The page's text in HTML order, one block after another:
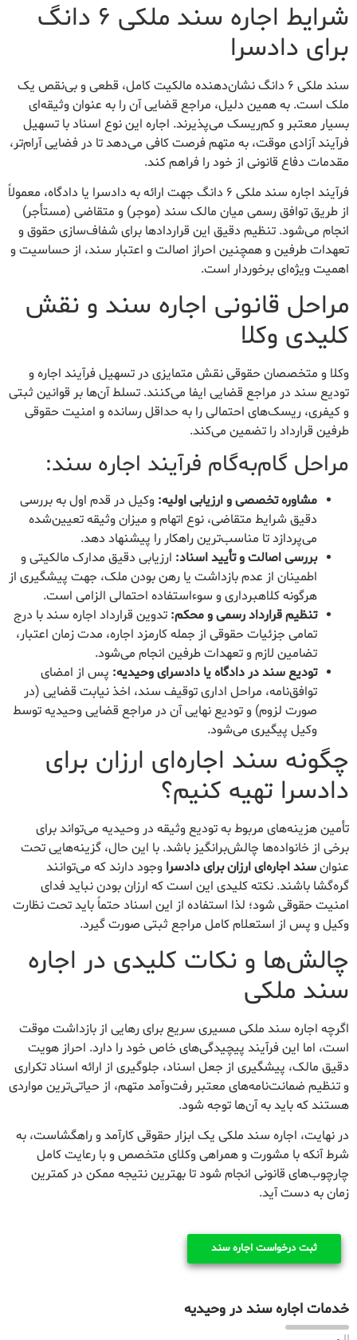
شرایط اجاره سند ملکی ۶ دانگ
برای دادسرا
سند ملکی ۶ دانگ نشان‌دهنده مالکیت کامل، قطعی و بی‌نقص یک
ملک است. به همین دلیل، مراجع قضایی آن را به عنوان وثیقه‌ای
بسیار معتبر و کم‌ریسک می‌پذیرند. اجاره این نوع اسناد با تسهیل
فرآیند آزادی موقت، به متهم فرصت کافی می‌دهد تا در فضایی آرام‌تر،
مقدمات دفاع قانونی از خود را فراهم کند.
فرآیند اجاره سند ملکی ۶ دانگ جهت ارائه به دادسرا یا دادگاه، معمولاً
از طریق توافق رسمی میان مالک سند (موجر) و متقاضی (مستأجر)
انجام می‌شود. تنظیم دقیق این قراردادها برای شفاف‌سازی حقوق و
تعهدات طرفین و همچنین احراز اصالت و اعتبار سند، از حساسیت و
اهمیت ویژه‌ای برخوردار است.
مراحل قانونی اجاره سند و نقش
کلیدی وکلا
وکلا و متخصصان حقوقی نقش متمایزی در تسهیل فرآیند اجاره و
تودیع سند در مراجع قضایی ایفا می‌کنند. تسلط آن‌ها بر قوانین ثبتی
و کیفری، ریسک‌های احتمالی را به حداقل رسانده و امنیت حقوقی
طرفین قرارداد را تضمین می‌کند.
مراحل گام‌به‌گام فرآیند اجاره سند:
مشاوره تخصصی و ارزیابی اولیه: وکیل در قدم اول به بررسی
دقیق شرایط متقاضی، نوع اتهام و میزان وثیقه تعیین‌شده
می‌پردازد تا مناسب‌ترین راهکار را پیشنهاد دهد.
بررسی اصالت و تأیید اسناد: ارزیابی دقیق مدارک مالکیتی و
اطمینان از عدم بازداشت یا رهن بودن ملک، جهت پیشگیری از
هرگونه کلاهبرداری و سوءاستفاده احتمالی الزامی است.
تنظیم قرارداد رسمی و محکم: تدوین قرارداد اجاره سند با درج
تمامی جزئیات حقوقی از جمله کارمزد اجاره، مدت زمان اعتبار،
تضامین لازم و تعهدات طرفین انجام می‌شود.
تودیع سند در دادگاه یا دادسرای وحیدیه: پس از امضای
توافق‌نامه، مراحل اداری توقیف سند، اخذ نیابت قضایی (در
صورت لزوم) و تودیع نهایی آن در مراجع قضایی وحیدیه توسط
وکیل پیگیری می‌شود.
چگونه سند اجاره‌ای ارزان برای
دادسرا تهیه کنیم؟
تأمین هزینه‌های مربوط به تودیع وثیقه در وحیدیه می‌تواند برای
برخی از خانواده‌ها چالش‌برانگیز باشد. با این حال، گزینه‌هایی تحت
عنوانسند اجاره‌ای ارزان برای دادسرا وجود دارند که می‌توانند
گره‌گشا باشند. نکته کلیدی این است که ارزان بودن نباید فدای
امنیت حقوقی شود؛ لذا استفاده از این اسناد حتماً باید تحت نظارت
وکیل و پس از استعلام کامل مراجع ثبتی صورت گیرد.
چالش‌ها و نکات کلیدی در اجاره
سند ملکی
اگرچه اجاره سند ملکی مسیری سریع برای رهایی از بازداشت موقت
است، اما این فرآیند پیچیدگی‌های خاص خود را دارد. احراز هویت
دقیق مالک، پیشگیری از جعل اسناد، جلوگیری از ارائه اسناد تکراری
و تنظیم ضمانت‌نامه‌های معتبر رفت‌وآمد متهم، از حیاتی‌ترین مواردی
هستند که باید به آن‌ها توجه شود.
در نهایت، اجاره سند ملکی یک ابزار حقوقی کارآمد و راهگشاست، به
شرط آنکه با مشورت و همراهی وکلای متخصص و با رعایت کامل
چارچوب‌های قانونی انجام شود تا بهترین نتیجه ممکن در کمترین
زمان به دست آید.
ثبت درخواست اجاره سند
خدمات اجاره سند در وحیدیه